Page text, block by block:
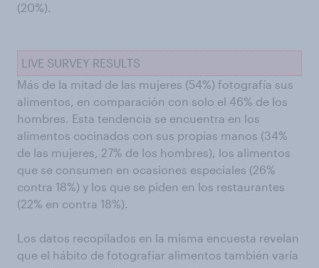
(20%).
LIVE SURVEY RESULTS
Más de la mitad de las mujeres (54%) fotografía sus
alimentos, en comparación con solo el 46% de los
hombres. Esta tendencia se encuentra en los
alimentos cocinados con sus propias manos (34%
de las mujeres, 27% de los hombres), los alimentos
que se consumen en ocasiones especiales (26%
contra 18%) y los que se piden en los restaurantes
(22% en contra 18%).
Los datos recopilados en la misma encuesta revelan
que el hábito de fotografiar alimentos también varía